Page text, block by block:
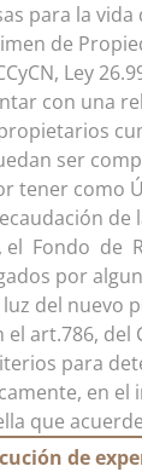
para la
de
Ley
con una
ser
tener como
de
el Fondo de
por
luz del nuevo
art.786, del
para
en el
que
de